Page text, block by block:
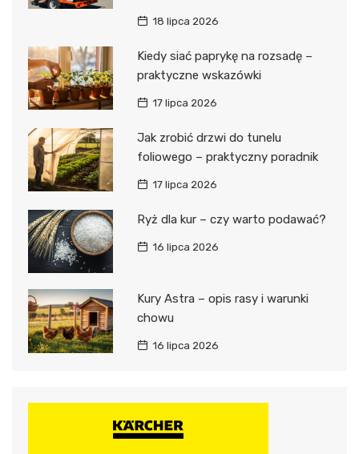
18 lipca 2026
Kiedy siać paprykę na rozsadę –
praktyczne wskazówki
17 lipca 2026
Jak zrobić drzwi do tunelu
foliowego – praktyczny poradnik
17 lipca 2026
Ryż dla kur – czy warto podawać?
16 lipca 2026
Kury Astra – opis rasy i warunki
chowu
16 lipca 2026